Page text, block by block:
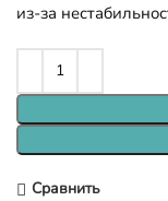
из-за
Сравнить